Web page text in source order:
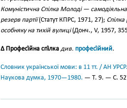
Комуністична Спілка Молоді —
резерв партії(Статут КПРС, 1971, 27);
особняку на тихій вулиці(Донч., V, 1957,
∆ Професі́йна спі́лка див. професі́йний.
Словник української мови: в 11 тт. / АН
Наукова думка, 1970—1980. — Т. 9. — С.